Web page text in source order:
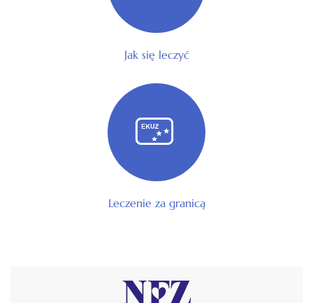
Jak się leczyć
Leczenie za granicą